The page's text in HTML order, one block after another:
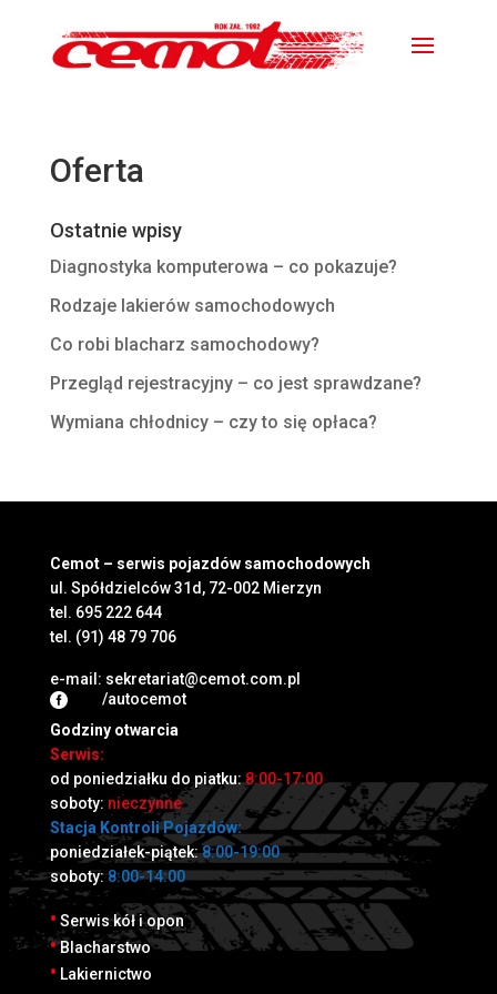
Oferta
Ostatnie wpisy
Diagnostyka komputerowa – co pokazuje?
Rodzaje lakierów samochodowych
Co robi blacharz samochodowy?
Przegląd rejestracyjny – co jest sprawdzane?
Wymiana chłodnicy – czy to się opłaca?
Cemot – serwis pojazdów samochodowych
ul. Spółdzielców 31d, 72-002 Mierzyn
tel. 695 222 644
tel. (91) 48 79 706
e-mail: sekretariat@cemot.com.pl

/autocemot
Godziny otwarcia
Serwis:
od poniedziałku do piatku:8:00-17:00
soboty: nieczynne
Stacja Kontroli Pojazdów:
poniedziałek-piątek:8:00-19:00
soboty:8:00-14:00
• Serwis kół i opon
•Blacharstwo
• Lakiernictwo